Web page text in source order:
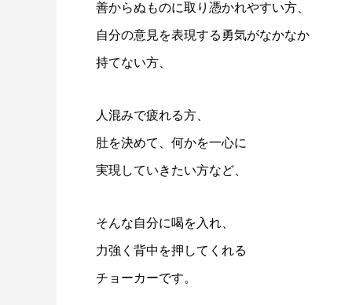
善からぬものに取り憑かれやすい方、
自分の意見を表現する勇気がなかなか
持てない方、
人混みで疲れる方、
肚を決めて、何かを一心に
実現していきたい方など、
そんな自分に喝を入れ、
力強く背中を押してくれる
チョーカーです。